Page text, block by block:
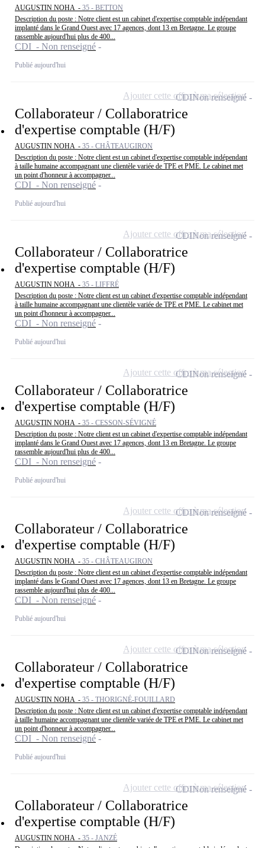
AUGUSTIN NOHA - 35 - BETTON
Description du poste : Notre client est un cabinet d'expertise comptable indépendant
implanté dans le Grand Ouest avec 17 agences, dont 13 en Bretagne. Le groupe
rassemble aujourd'hui plus de 400...
CDI - Non renseigné
Publié aujourd'hui
Collaborateur / Collaboratrice
d'expertise comptable (H/F)
AUGUSTIN NOHA - 35 - CHÂTEAUGIRON
Description du poste : Notre client est un cabinet d'expertise comptable indépendant
à taille humaine accompagnant une clientèle variée de TPE et PME. Le cabinet met
un point d'honneur à accompagner...
CDI - Non renseigné
Publié aujourd'hui
CDINon renseigné
Ajouter cette offre à ma sélection
Collaborateur / Collaboratrice
d'expertise comptable (H/F)
AUGUSTIN NOHA - 35 - LIFFRÉ
Description du poste : Notre client est un cabinet d'expertise comptable indépendant
à taille humaine accompagnant une clientèle variée de TPE et PME. Le cabinet met
un point d'honneur à accompagner...
CDI - Non renseigné
Publié aujourd'hui
CDINon renseigné
Ajouter cette offre à ma sélection
Collaborateur / Collaboratrice
d'expertise comptable (H/F)
AUGUSTIN NOHA - 35 - CESSON-SÉVIGNÉ
Description du poste : Notre client est un cabinet d'expertise comptable indépendant
implanté dans le Grand Ouest avec 17 agences, dont 13 en Bretagne. Le groupe
rassemble aujourd'hui plus de 400...
CDI - Non renseigné
Publié aujourd'hui
CDINon renseigné
Ajouter cette offre à ma sélection
Collaborateur / Collaboratrice
d'expertise comptable (H/F)
AUGUSTIN NOHA - 35 - CHÂTEAUGIRON
Description du poste : Notre client est un cabinet d'expertise comptable indépendant
implanté dans le Grand Ouest avec 17 agences, dont 13 en Bretagne. Le groupe
rassemble aujourd'hui plus de 400...
CDI - Non renseigné
Publié aujourd'hui
CDINon renseigné
Ajouter cette offre à ma sélection
Collaborateur / Collaboratrice
d'expertise comptable (H/F)
AUGUSTIN NOHA - 35 - THORIGNÉ-FOUILLARD
Description du poste : Notre client est un cabinet d'expertise comptable indépendant
à taille humaine accompagnant une clientèle variée de TPE et PME. Le cabinet met
un point d'honneur à accompagner...
CDI - Non renseigné
Publié aujourd'hui
CDINon renseigné
Ajouter cette offre à ma sélection
Collaborateur / Collaboratrice
d'expertise comptable (H/F)
AUGUSTIN NOHA - 35 - JANZÉ
CDINon renseigné
Ajouter cette offre à ma sélection